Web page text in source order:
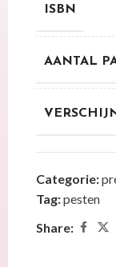
ISBN
AANTAL
Categorie:
Tag:pesten
Share: